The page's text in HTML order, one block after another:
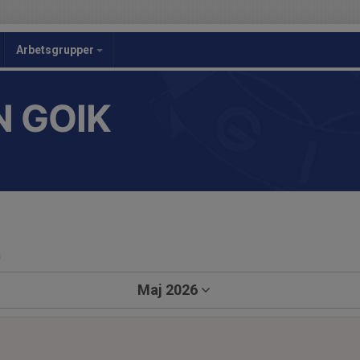
Arbetsgrupper
GOIK
Maj 2026